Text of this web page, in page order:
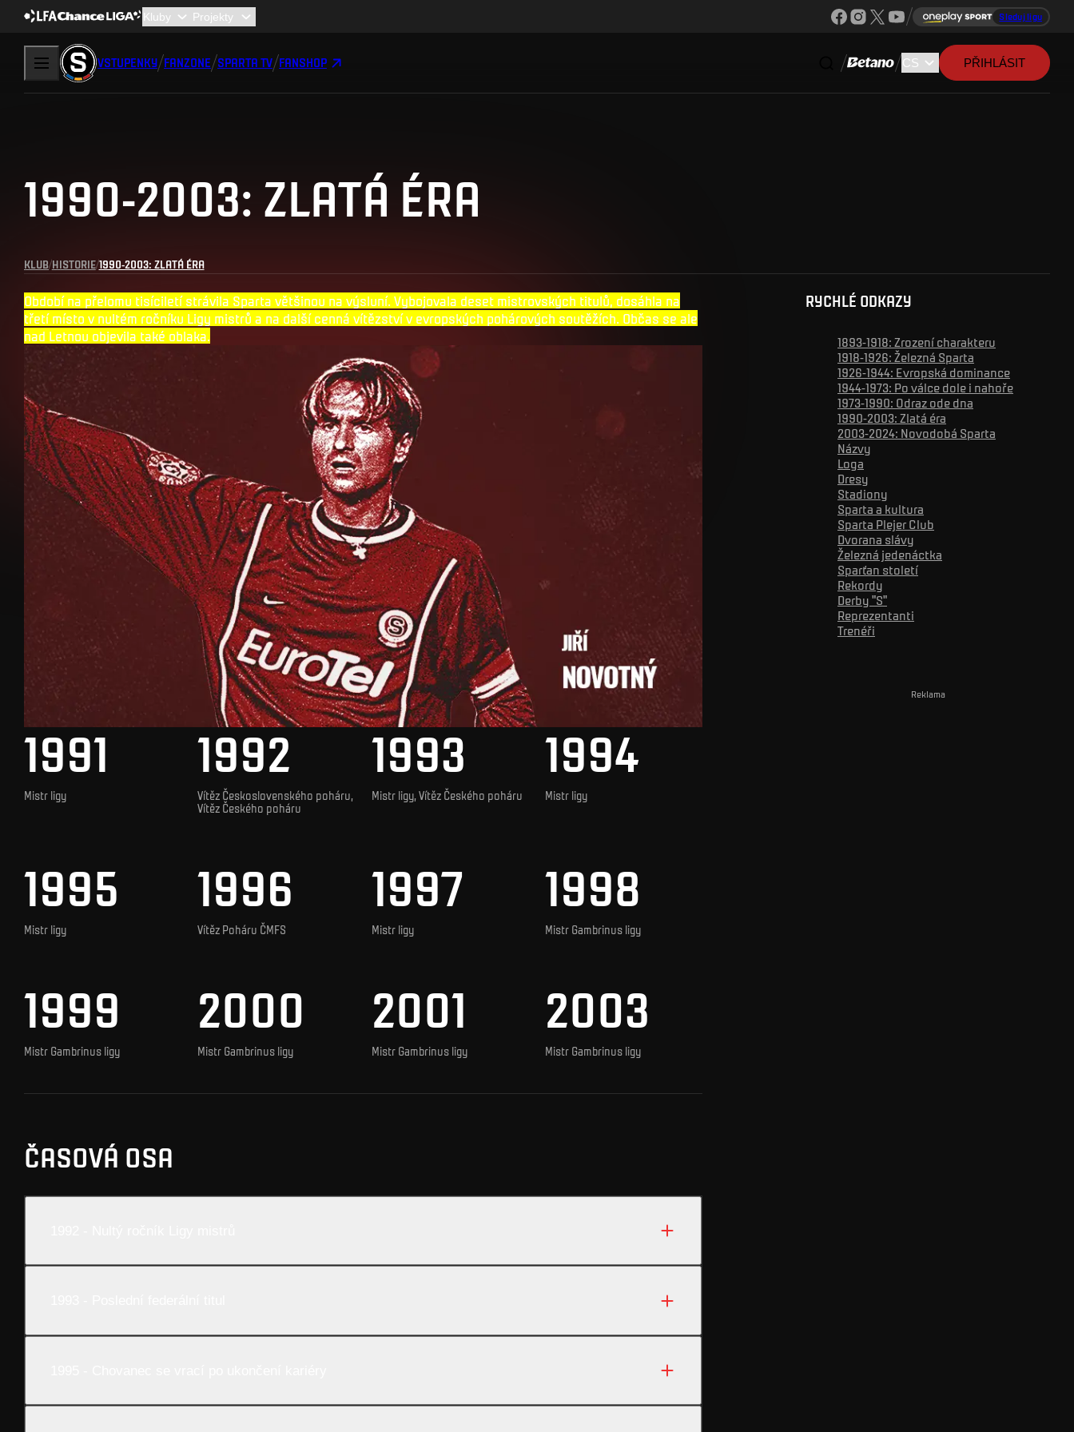
Sleduj ligu
VSTUPENKY FANZONE SPARTA TV FANSHOP PŘIHLÁSIT
1990-2003: ZLATÁ ÉRA
KLUB HISTORIE 1990-2003: ZLATÁ ÉRA
Období na přelomu tisíciletí strávila Sparta většinou na výsluní. Vybojovala deset mistrovských titulů, dosáhla na
třetí místo v nultém ročníku Ligy mistrů a na další cenná vítězství v evropských pohárových soutěžích. Občas se ale
nad Letnou objevila také oblaka.
1991
Mistr ligy
1992
Vítěz Československého poháru,
Vítěz Českého poháru
1993
Mistr ligy, Vítěz Českého poháru
1994
Mistr ligy
1995
Mistr ligy
1996
Vítěz Poháru ČMFS
1997
Mistr ligy
1998
Mistr Gambrinus ligy
1999
Mistr Gambrinus ligy
2000
Mistr Gambrinus ligy
2001
Mistr Gambrinus ligy
2003
Mistr Gambrinus ligy
ČASOVÁ OSA
RYCHLÉ ODKAZY
1893-1918: Zrození charakteru
1918-1926: Železná Sparta
1926-1944: Evropská dominance
1944-1973: Po válce dole i nahoře
1973-1990: Odraz ode dna
1990-2003: Zlatá éra
2003-2024: Novodobá Sparta
Názvy
Loga
Dresy
Stadiony
Sparta a kultura
Sparta Plejer Club
Dvorana slávy
Železná jedenáctka
Sparťan století
Rekordy
Derby "S"
Reprezentanti
Trenéři
Reklama